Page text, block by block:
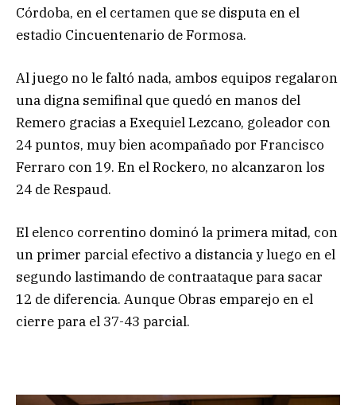
Córdoba, en el certamen que se disputa en el
estadio Cincuentenario de Formosa.
Al juego no le faltó nada, ambos equipos regalaron
una digna semifinal que quedó en manos del
Remero gracias a Exequiel Lezcano, goleador con
24 puntos, muy bien acompañado por Francisco
Ferraro con 19. En el Rockero, no alcanzaron los
24 de Respaud.
El elenco correntino dominó la primera mitad, con
un primer parcial efectivo a distancia y luego en el
segundo lastimando de contraataque para sacar
12 de diferencia. Aunque Obras emparejo en el
cierre para el 37-43 parcial.